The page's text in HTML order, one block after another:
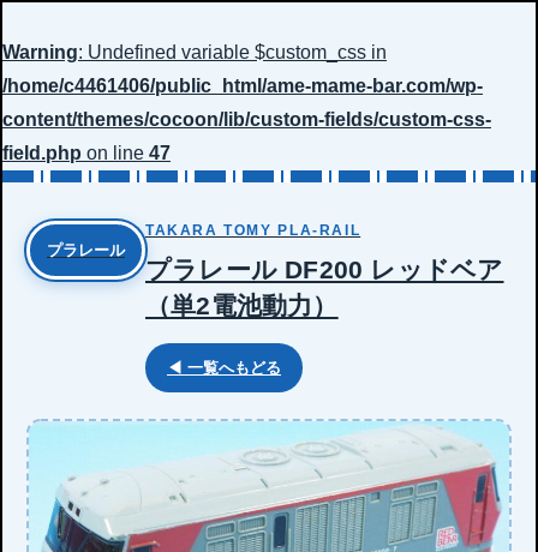
Warning: Undefined variable $custom_css in
/home/c4461406/public_html/ame-mame-bar.com/wp-
content/themes/cocoon/lib/custom-fields/custom-css-
field.php on line 47
プラレール
TAKARA TOMY PLA-RAIL
プラレール DF200 レッドベア
（単2電池動力）
◀ 一覧へもどる